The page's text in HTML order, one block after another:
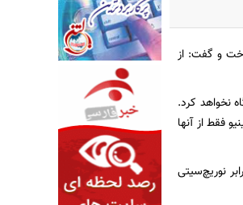
پرداخت و گفت: از
نخواهد کرد.
فقط از آنها
نوریچ‌سیتی